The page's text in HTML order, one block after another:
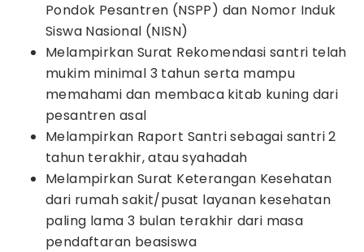
Pondok Pesantren (NSPP) dan Nomor Induk
Siswa Nasional (NISN)
Melampirkan Surat Rekomendasi santri telah
mukim minimal 3 tahun serta mampu
memahami dan membaca kitab kuning dari
pesantren asal
Melampirkan Raport Santri sebagai santri 2
tahun terakhir, atau syahadah
Melampirkan Surat Keterangan Kesehatan
dari rumah sakit/pusat layanan kesehatan
paling lama 3 bulan terakhir dari masa
pendaftaran beasiswa